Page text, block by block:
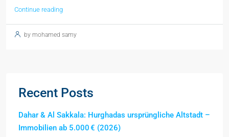
Continue reading
by mohamed samy
Recent Posts
Dahar & Al Sakkala: Hurghadas ursprüngliche Altstadt –
Immobilien ab 5.000 € (2026)